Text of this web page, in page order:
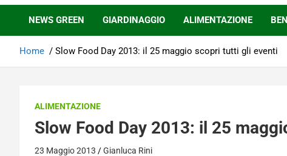
NEWS GREEN GIARDINAGGIO ALIMENTAZIONE
Home Slow Food Day 2013: il 25 maggio scopri tutti gli eventi
ALIMENTAZIONE
Slow Food Day 2013: il 25
23 Maggio 2013 Gianluca Rini